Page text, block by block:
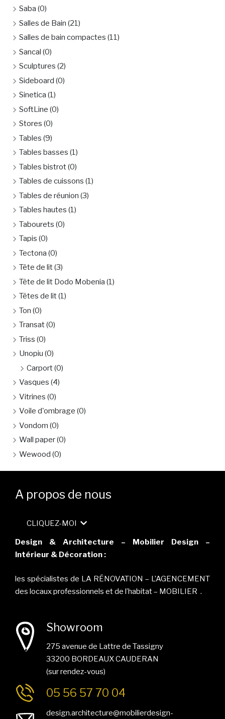
Saba (0)
Salles de Bain (21)
Salles de bain compactes (11)
Sancal (0)
Sculptures (2)
Sideboard (0)
Sinetica (1)
SoftLine (0)
Stores (0)
Tables (9)
Tables basses (1)
Tables bistrot(0)
Tables de cuissons (1)
Tables de réunion (3)
Tables hautes (1)
Tabourets (0)
Tapis (0)
Tectona (0)
Tête de lit(3)
Tête de lit Dodo Mobenia (1)
Têtes de lit(1)
Ton (0)
Transat(0)
Triss (0)
Unopiu (0)
Carport(0)
Vasques (4)
Vitrines (0)
Voile d'ombrage (0)
Vondom (0)
Wall paper(0)
Wewood (0)
A propos de nous
CLIQUEZ-MOI
Design & Architecture – Mobilier Design –
Intérieur & Décoration :
les spécialistes de LA RÉNOVATION – L’AGENCEMENT
des locaux professionnels et de l’habitat – MOBILIER .
Showroom
275 avenue de Lattre de Tassigny
33200 BORDEAUX CAUDERAN
(sur rendez-vous)
05 56 57 70 04
design.architecture@mobilierdesign-